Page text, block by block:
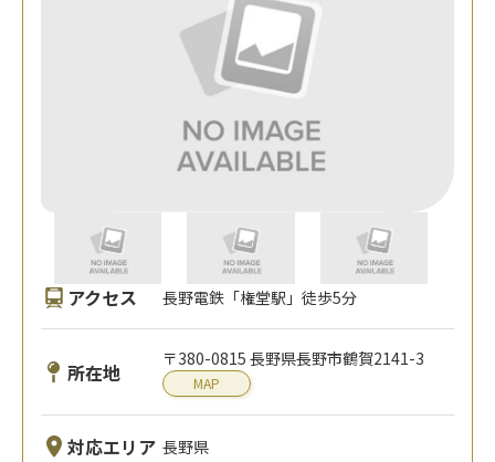
アクセス 長野電鉄「権堂駅」徒歩5分
所在地
〒380-0815 長野県長野市鶴賀2141-3
MAP
対応エリア 長野県